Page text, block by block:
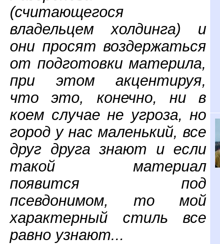
(считающегося
владельцем холдинга) и
они просят воздержаться
от подготовки материла,
при этом акцентируя,
что это, конечно, ни в
коем случае не угроза, но
город у нас маленький, все
друг друга знают и если
такой материал
появится под
псевдонимом, то мой
характерный стиль все
равно узнают...